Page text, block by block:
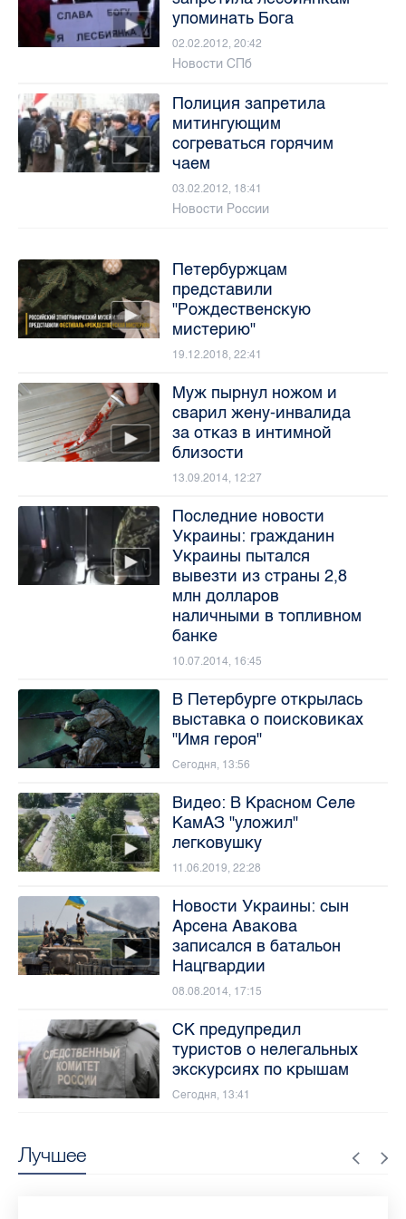
Лучшее
упоминать Бога
02.02.2012, 20:42
Новости СПб
Полиция запретила
митингующим
согреваться горячим
чаем
03.02.2012, 18:41
Новости России
Петербуржцам
представили
"Рождественскую
мистерию"
19.12.2018, 22:41
Муж пырнул ножом и
сварил жену-инвалида
за отказ в интимной
близости
13.09.2014, 12:27
Последние новости
Украины: гражданин
Украины пытался
вывезти из страны 2,8
млн долларов
наличными в топливном
банке
10.07.2014, 16:45
В Петербурге открылась
выставка о поисковиках
"Имя героя"
Сегодня, 13:56
Видео: В Красном Селе
КамАЗ "уложил"
легковушку
11.06.2019, 22:28
Новости Украины: сын
Арсена Авакова
записался в батальон
Нацгвардии
08.08.2014, 17:15
СК предупредил
туристов о нелегальных
экскурсиях по крышам
Сегодня, 13:41